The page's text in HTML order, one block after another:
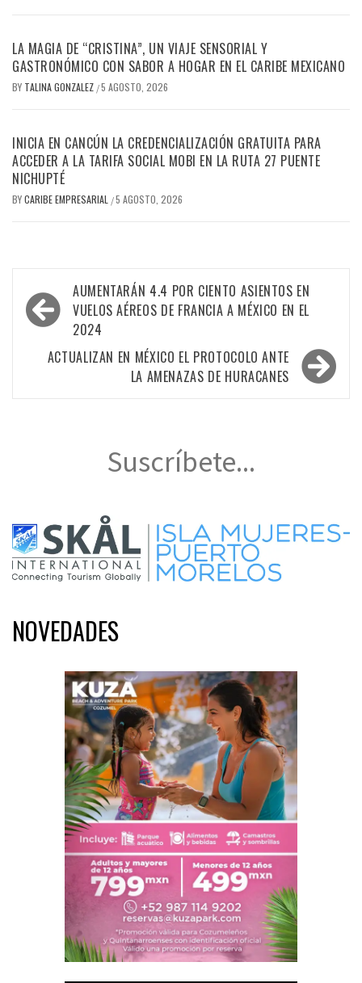
LA MAGIA DE “CRISTINA”, UN VIAJE SENSORIAL Y
GASTRONÓMICO CON SABOR A HOGAR EN EL CARIBE MEXICANO
BY TALINA GONZALEZ /5 AGOSTO, 2026
INICIA EN CANCÚN LA CREDENCIALIZACIÓN GRATUITA PARA
ACCEDER A LA TARIFA SOCIAL MOBI EN LA RUTA 27 PUENTE
NICHUPTÉ
BYCARIBE EMPRESARIAL /5 AGOSTO, 2026
Navegación
de
entradas
AUMENTARÁN 4.4 POR CIENTO ASIENTOS EN
VUELOS AÉREOS DE FRANCIA A MÉXICO EN EL
2024
ACTUALIZAN EN MÉXICO EL PROTOCOLO ANTE
LA AMENAZAS DE HURACANES
Suscríbete...
NOVEDADES